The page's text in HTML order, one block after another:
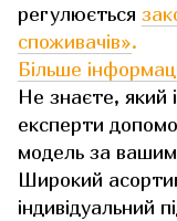
регулюється
споживачів».
Більше
Не знаєте, який
експерти
модель за
Широкий
індивідуальний